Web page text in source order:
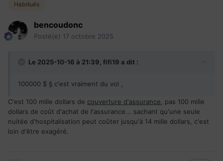
Habitués
bencoudonc
Posté(e) 17 octobre 2025
Le 2025-10-16 à 21:39, fifi19 a dit :
100000 $ § c'est vraiment du vol ,
C'est 100 mille dollars de couverture d'assurance, pas 100 mille
dollars de coût d'achat de l'assurance... sachant qu'une seule
nuitée d'hospitalisation peut coûter jusqu'à 14 mille dollars, c'est
loin d'être exagéré.